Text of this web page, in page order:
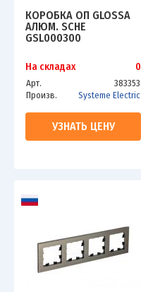
КОРОБКА ОП GLOSSA
АЛЮМ. SCHE
GSL000300
На складах 0
Арт.
383353
Произв.
Systeme Electric
УЗНАТЬ ЦЕНУ